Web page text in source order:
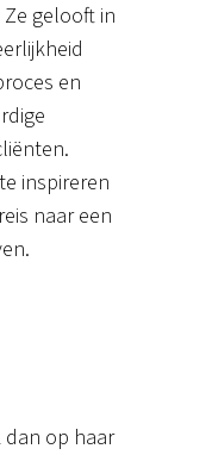
gelooft in
en
inspireren
naar een
dan op haar